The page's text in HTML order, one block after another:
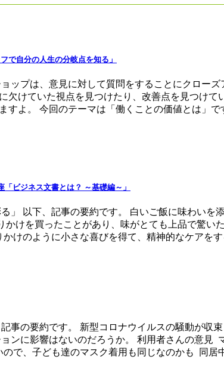
で自分の人生の分岐点を知る」
ップは、意見に対して質問をすることにクロー
欠けていた視点を見つけたり、改善点を見つけ
すよ。 今回のテーマは「働くことの価値とは」
ビジネス文書とは？ ～基礎編～」
」 以下、記事の要約です。 白いご飯に味わい
けを買ったことがあり、味がとても上品で驚
けのように小さな喜びを得て、精神的なケアを
事の要約です。 新型コロナウイルスの騒動が収
ンに影響はないのだろうか。 利用者さんの意
で、子ども達のマスク着用も同じなのかも 同居